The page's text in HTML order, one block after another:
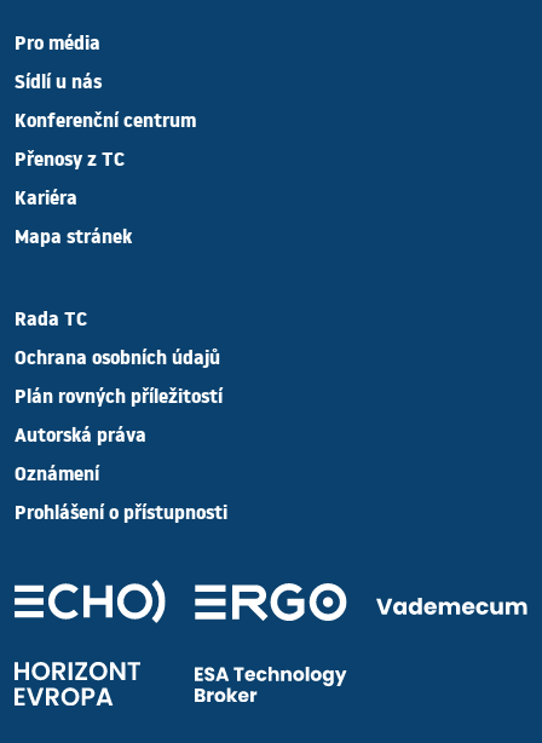
Pro média
Sídlí u nás
Konferenční centrum
Přenosy z TC
Kariéra
Mapa stránek
Rada TC
Ochrana osobních údajů
Plán rovných příležitostí
Autorská práva
Oznámení
Prohlášení o přístupnosti